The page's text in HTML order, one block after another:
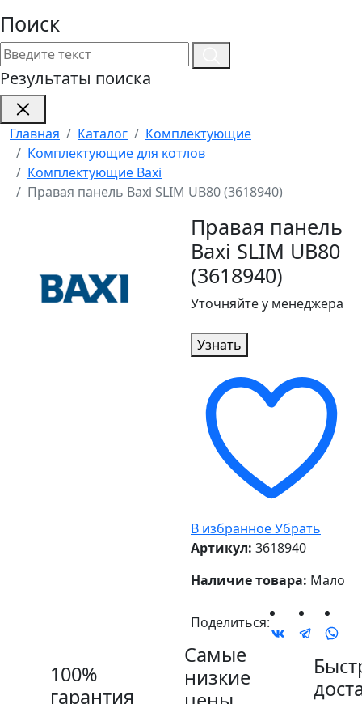
Поиск
Результаты поиска
Главная Каталог
Комплектующие
Комплектующие для котлов
Комплектующие Baxi
Правая панель Baxi SLIM UB80 (3618940)
Правая панель
Baxi SLIM UB80
(3618940)
Уточняйте у менеджера
Узнать
В избранноеУбрать
Артикул: 3618940
Наличие товара: Мало
Поделиться:
100%
гарантия
Самые
низкие